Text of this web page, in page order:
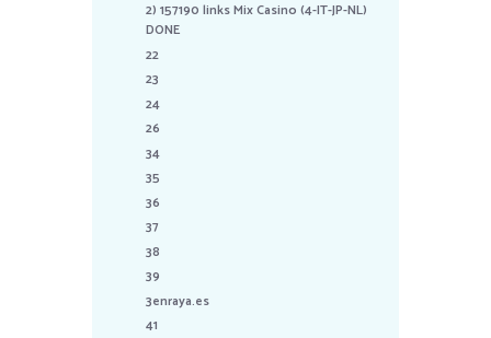
2) 157190 links Mix Casino (4-IT-JP-NL)
DONE
22
23
24
26
34
35
36
37
38
39
3enraya.es
41